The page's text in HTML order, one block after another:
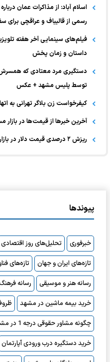
اسلام آباد: از مذاکرات عمان
رسمی از قالیباف و عراقچی برای
داستان و زمان پخش
دستگیری مرد معتادی که
توسط پلیس مشهد + عکس
کیفرخواست زن بلاگر تهرانی به
آخرین خبر‌ها از قیمت‌ها در بازار
ریزش ۲ درصدی قیمت دلار در بازار آزاد مشهد+ علت
پیوندها
خبرفوری تحلیل‌های روز اقتصادی
تازه‌های ایران و جهان
تازه‌های
رسانه هنر و موسیقی
رسانه
خرید بیمه ماشین در مشهد
چگونه مشاور حقوقی درجه 1 در مشهد پیدا کنیم؟
خرید دستگیره درب ورودی آپارتمان